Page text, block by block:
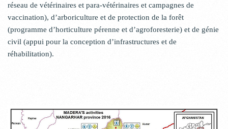
réseau de vétérinaires et para-vétérinaires et campagnes de
vaccination), d’arboriculture et de protection de la forêt
(programme d’horticulture pérenne et d’agroforesterie) et de génie
civil (appui pour la conception d’infrastructures et de
réhabilitation).